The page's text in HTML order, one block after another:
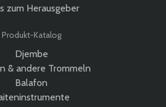
zum Herausgeber
Produkt-Katalog
Djembe
& andere Trommeln
Balafon